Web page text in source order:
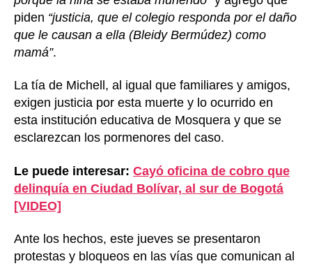
piden “justicia, que el colegio responda por el daño
que le causan a ella (Bleidy Bermúdez) como
mamá”.
La tía de Michell, al igual que familiares y amigos,
exigen justicia por esta muerte y lo ocurrido en
esta institución educativa de Mosquera y que se
esclarezcan los pormenores del caso.
Le puede interesar: Cayó oficina de cobro que
delinquía en Ciudad Bolívar, al sur de Bogotá
[VIDEO]
Ante los hechos, este jueves se presentaron
protestas y bloqueos en las vías que comunican al